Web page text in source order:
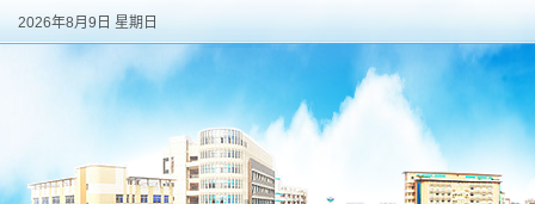
2026年8月9日 星期日